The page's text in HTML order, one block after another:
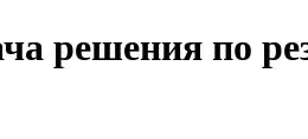
решения по